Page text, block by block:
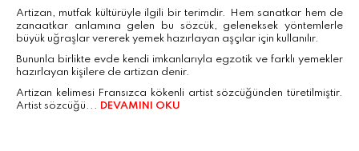
Artizan, mutfak kültürüyle ilgili bir terimdir. Hem sanatkar hem de
zanaatkar anlamına gelen bu sözcük, geleneksek yöntemlerle
büyük uğraşlar vererek yemek hazırlayan aşçılar için kullanılır.
Bununla birlikte evde kendi imkanlarıyla egzotik ve farklı yemekler
hazırlayan kişilere de artizan denir.
Artizan kelimesi Fransızca kökenli artist sözcüğünden türetilmiştir.
Artist sözcüğü... DEVAMINI OKU